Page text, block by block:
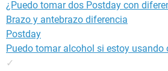
¿Puedo tomar dos Postday con
Brazo y antebrazo diferencia
Postday
Puedo tomar alcohol si estoy
✓